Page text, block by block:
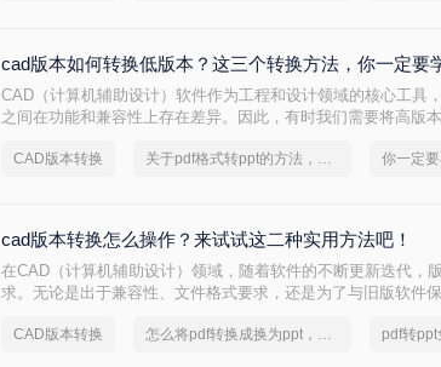
cad版本如何转换低版本？这三个转换方法，你一定要
CAD（计算机辅助设计）软件作为工程和设计领域的核心工具
之间在功能和兼容性上存在差异。因此，有时我们需要将高版
的方法来实现CAD版本从高到低的转换。
CAD版本转换 关于pdf格式转ppt的方法，你一定要学会
cad版本转换怎么操作？来试试这二种实用方法吧！
在CAD（计算机辅助设计）领域，随着软件的不断更新迭代，
求。无论是出于兼容性、文件格式要求，还是为了与旧版软件
CAD版本转换 怎么将pdf转换成换为ppt，实用的方法来了